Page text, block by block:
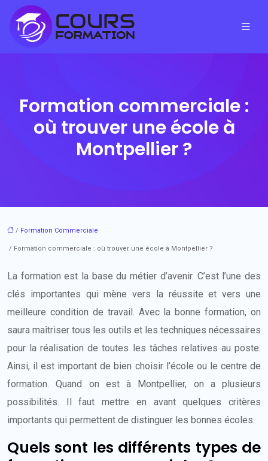
Formation commerciale :
où trouver une école à
Montpellier ?
/ Formation Commerciale
/ Formation commerciale : où trouver une école à Montpellier ?
La formation est la base du métier d’avenir. C’est l’une des
clés importantes qui mène vers la réussite et vers une
meilleure condition de travail. Avec la bonne formation, on
saura maîtriser tous les outils et les techniques nécessaires
pour la réalisation de toutes les tâches relatives au poste.
Ainsi, il est important de bien choisir l’école ou le centre de
formation. Quand on est à Montpellier, on a plusieurs
possibilités. Il faut mettre en avant quelques critères
importants qui permettent de distinguer les bonnes écoles.
Quels sont les différents types de